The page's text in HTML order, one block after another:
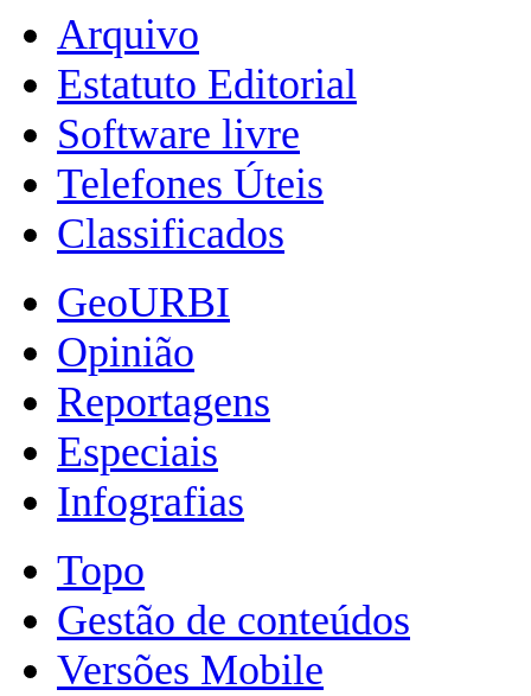
Arquivo
Estatuto Editorial
Software livre
Telefones Úteis
Classificados
GeoURBI
Opinião
Reportagens
Especiais
Infografias
Topo
Gestão de conteúdos
Versões Mobile